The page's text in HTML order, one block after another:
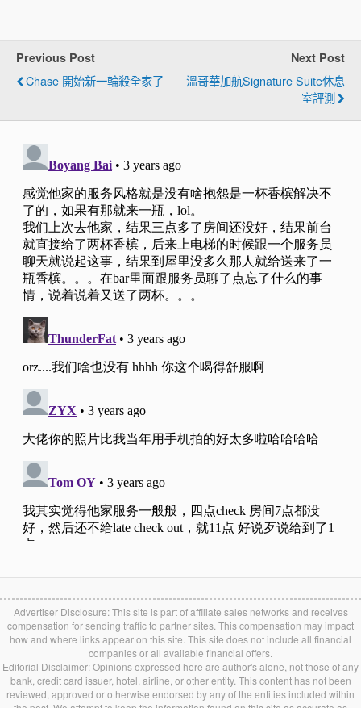
Previous Post
Chase 開始新一輪殺全家了
Next Post
溫哥華加航Signature Suite休息
室評測
Advertiser Disclosure: This site is part of affiliate sales networks and receives
compensation for sending traffic to partner sites. This compensation may impact
how and where links appear on this site. This site does not include all financial
companies or all available financial offers.
Editorial Disclaimer: Opinions expressed here are author's alone, not those of any
bank, credit card issuer, hotel, airline, or other entity. This content has not been
reviewed, approved or otherwise endorsed by any of the entities included within